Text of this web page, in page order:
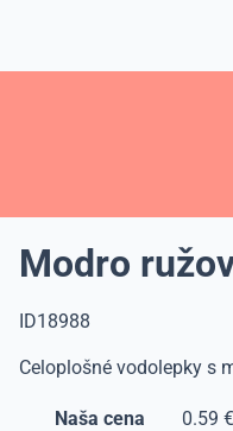
Modro
ID18988
Celoplošné vodolepky s
Naša cena
0.59 €